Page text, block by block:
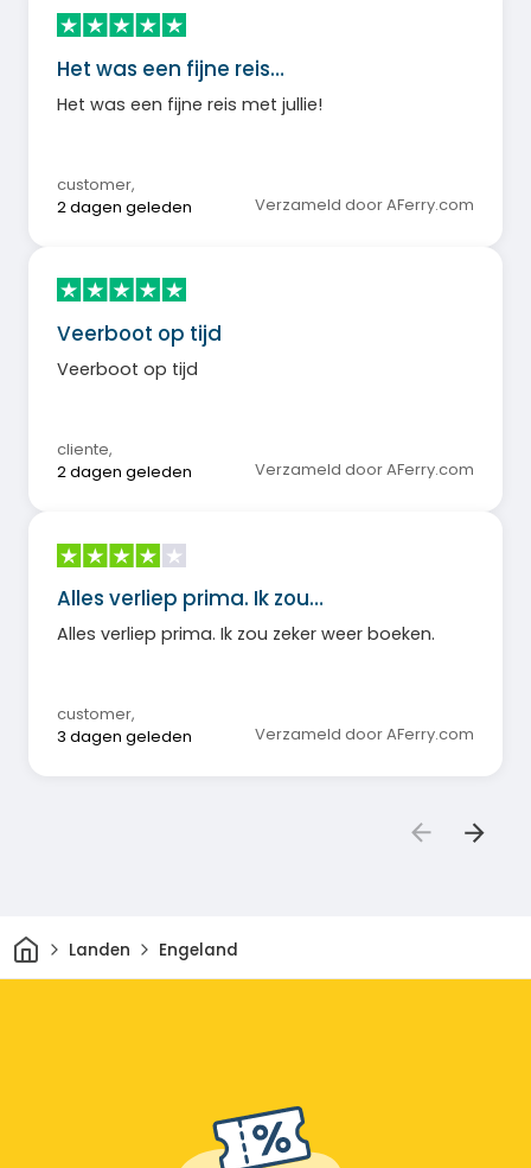
Het was een fijne reis…
Het was een fijne reis met jullie!
customer,
2 dagen geleden
Verzameld door AFerry.com
Veerboot op tijd
Veerboot op tijd
cliente,
2 dagen geleden
Verzameld door AFerry.com
Alles verliep prima. Ik zou…
Alles verliep prima. Ik zou zeker weer boeken.
customer,
3 dagen geleden
Verzameld door AFerry.com
ThuisLanden Engeland